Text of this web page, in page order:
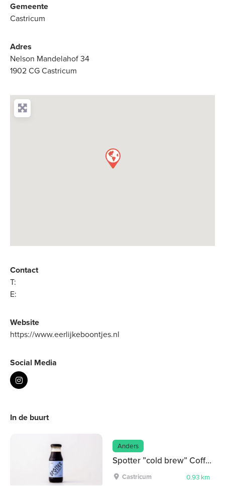
Gemeente
Castricum
Adres
Nelson Mandelahof 34
1902 CG Castricum
Contact
T:
E:
Website
https://www.eerlijkeboontjes.nl
Social Media
In de buurt
Anders
Spotter ”cold brew” Coffee
Castricum 0.93 km